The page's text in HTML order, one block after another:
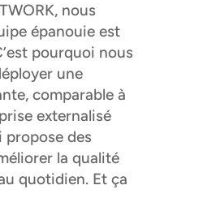
nous
épanouie est
pourquoi nous
une
comparable à
externalisé
propose des
la qualité
quotidien. Et ça